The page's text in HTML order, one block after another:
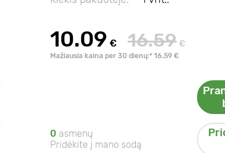
10.09 € 16.59 €
Mažiausia kaina per 30 dienų:* 16.59 €
0 asmenų
Pridėkite į mano sodą